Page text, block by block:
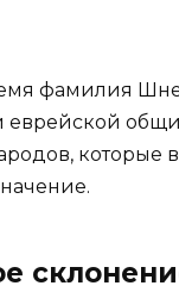
фамилия
еврейской
которые